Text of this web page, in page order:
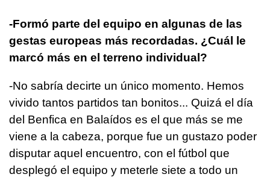
-Formó parte del equipo en algunas de las
gestas europeas más recordadas. ¿Cuál le
marcó más en el terreno individual?
-No sabría decirte un único momento. Hemos
vivido tantos partidos tan bonitos... Quizá el día
del Benfica en Balaídos es el que más se me
viene a la cabeza, porque fue un gustazo poder
disputar aquel encuentro, con el fútbol que
desplegó el equipo y meterle siete a todo un